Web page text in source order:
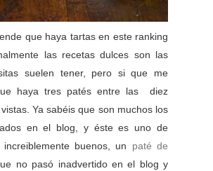
que haya tartas en este ranking
las recetas dulces son las
suelen tener, pero si que me
haya tres patés entre las diez
Ya sabéis que son muchos los
en el blog, y éste es uno de
buenos, un paté de
no pasó inadvertido en el blog y